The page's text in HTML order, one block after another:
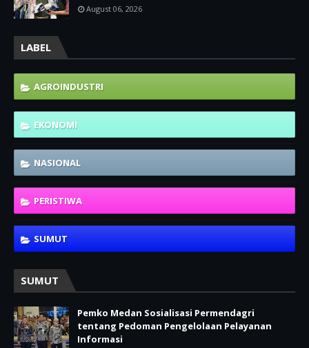
August 06, 2026
LABEL
AGROINDUSTRI
EKONOMI
NASIONAL
PERISTIWA
SUMUT
SUMUT
Pemko Medan Sosialisasi Permendagri
tentang Pedoman Pengelolaan Pelayanan
Informasi